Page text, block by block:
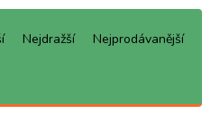
Nejdražší Nejprodávanější